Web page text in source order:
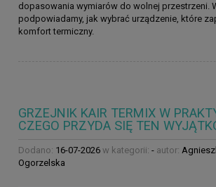
dopasowania wymiarów do wolnej przestrzeni.
podpowiadamy, jak wybrać urządzenie, które
komfort termiczny.
GRZEJNIK KAIR TERMIX W
CZEGO PRZYDA SIĘ TEN
Dodano: 16-07-2026 w kategorii: - autor:
Ogorzelska